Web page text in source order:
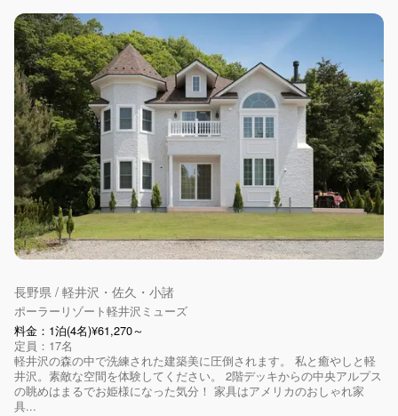
長野県 / 軽井沢・佐久・小諸
ポーラーリゾート軽井沢ミューズ
料金：1泊(4名)¥61,270～
定員：17名
軽井沢の森の中で洗練された建築美に圧倒されます。 私と癒やしと軽
井沢。素敵な空間を体験してください。 2階デッキからの中央アルプス
の眺めはまるでお姫様になった気分！ 家具はアメリカのおしゃれ家
具...